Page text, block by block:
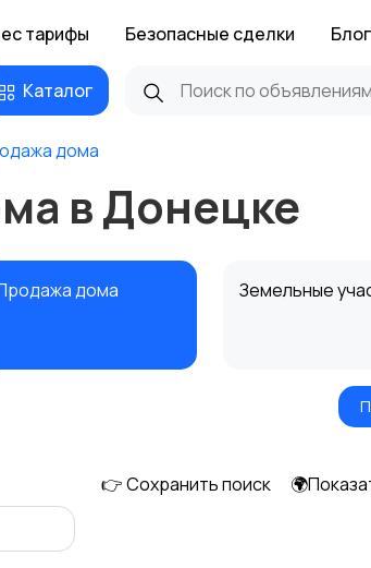
тарифы Безопасные сделки Блог
Каталог
дома
в Донецке
дома Земельные
Аренда дома
👉 Сохранить поиск